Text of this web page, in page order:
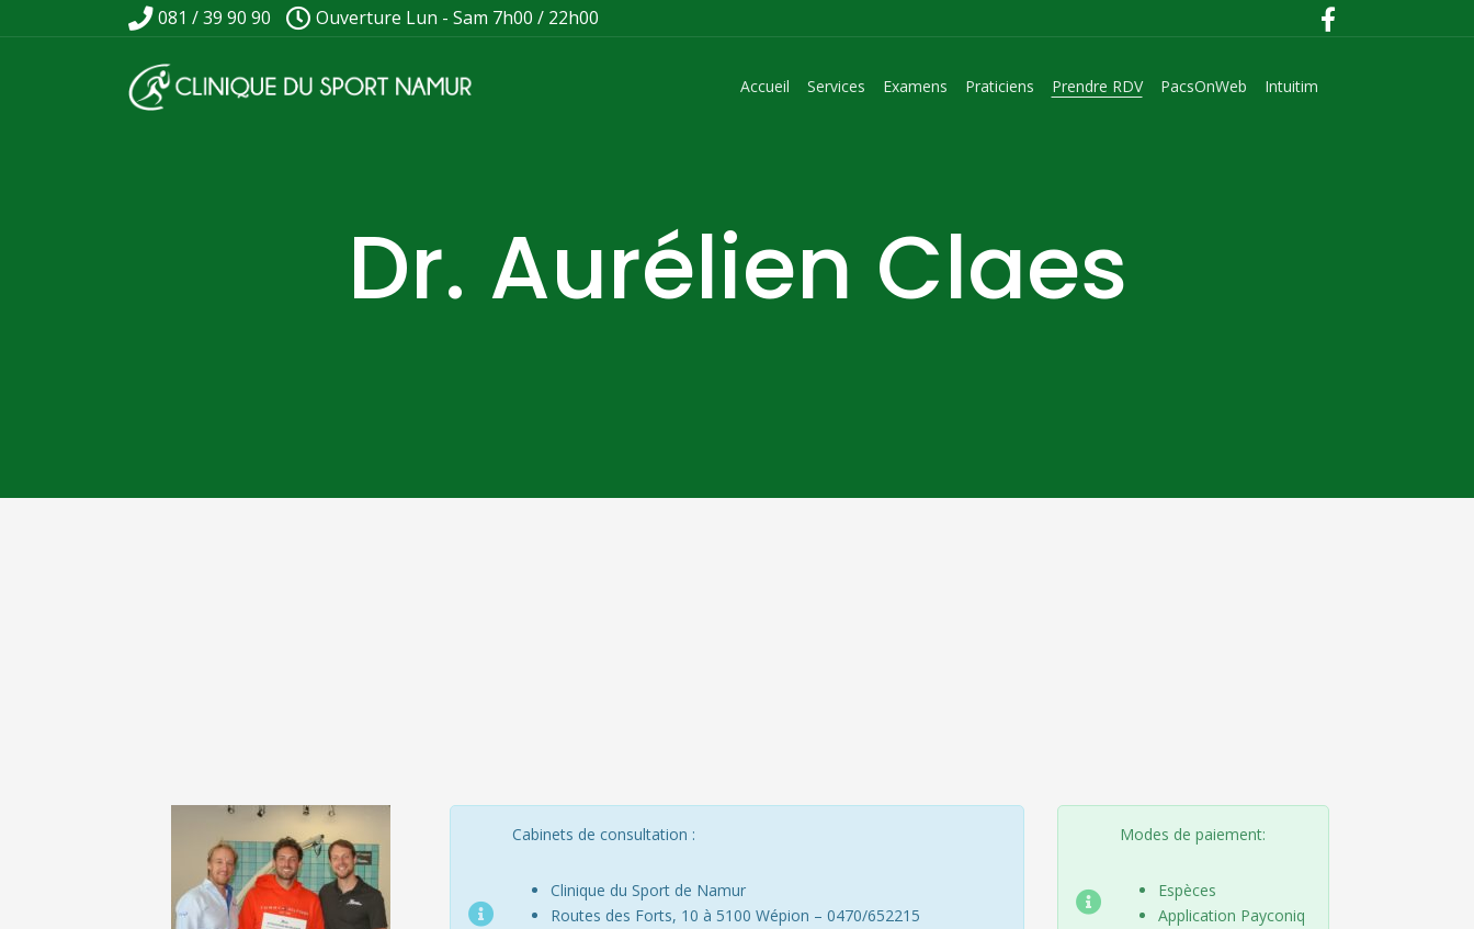
081 / 39 90 90 Ouverture Lun - Sam 7h00 / 22h00
Accueil Services Examens Praticiens Prendre RDV PacsOnWeb Intuitim
Dr. Aurélien Claes
Cabinets de consultation :
Clinique du Sport de Namur
Routes des Forts, 10 à 5100 Wépion – 0470/652215
Modes de paiement:
Espèces
Application Payconiq